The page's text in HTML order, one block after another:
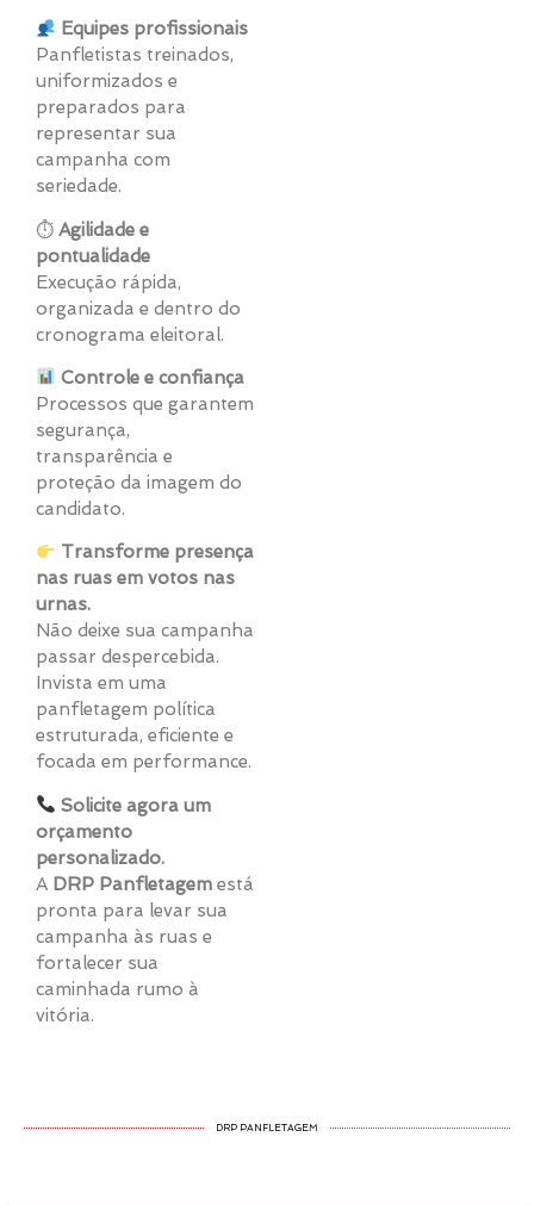
Equipes profissionais
Panfletistas treinados,
uniformizados e
preparados para
representar sua
campanha com
seriedade.
⏱ Agilidade e
pontualidade
Execução rápida,
organizada e dentro do
cronograma eleitoral.
Controle e confiança
Processos que garantem
segurança,
transparência e
proteção da imagem do
candidato.
Transforme presença
nas ruas em votos nas
urnas.
Não deixe sua campanha
passar despercebida.
Invista em uma
panfletagem política
estruturada, eficiente e
focada em performance.
Solicite agora um
orçamento
personalizado.
A DRP Panfletagem está
pronta para levar sua
campanha às ruas e
fortalecer sua
caminhada rumo à
vitória.
DRP PANFLETAGEM